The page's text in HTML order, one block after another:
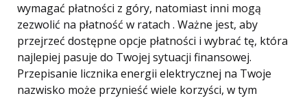
wymagać płatności z góry, natomiast inni mogą
zezwolić na płatność w ratach . Ważne jest, aby
przejrzeć dostępne opcje płatności i wybrać tę, która
najlepiej pasuje do Twojej sytuacji finansowej.
Przepisanie licznika energii elektrycznej na Twoje
nazwisko może przynieść wiele korzyści, w tym